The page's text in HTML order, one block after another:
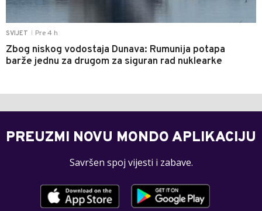
SVIJET Pre 4 h
Zbog niskog vodostaja Dunava: Rumunija potapa
barže jednu za drugom za siguran rad nuklearke
PREUZMI NOVU MONDO APLIKACIJU
Savršen spoj vijesti i zabave.